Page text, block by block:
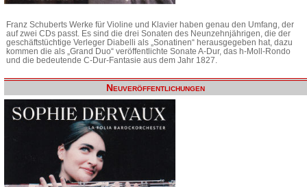
Franz Schuberts Werke für Violine und Klavier haben genau den Umfang, der
auf zwei CDs passt. Es sind die drei Sonaten des Neunzehnjährigen, die der
geschäftstüchtige Verleger Diabelli als „Sonatinen“ herausgegeben hat, dazu
kommen die als „Grand Duo“ veröffentlichte Sonate A-Dur, das h-Moll-Rondo
und die bedeutende C-Dur-Fantasie aus dem Jahr 1827.
Neuveröffentlichungen